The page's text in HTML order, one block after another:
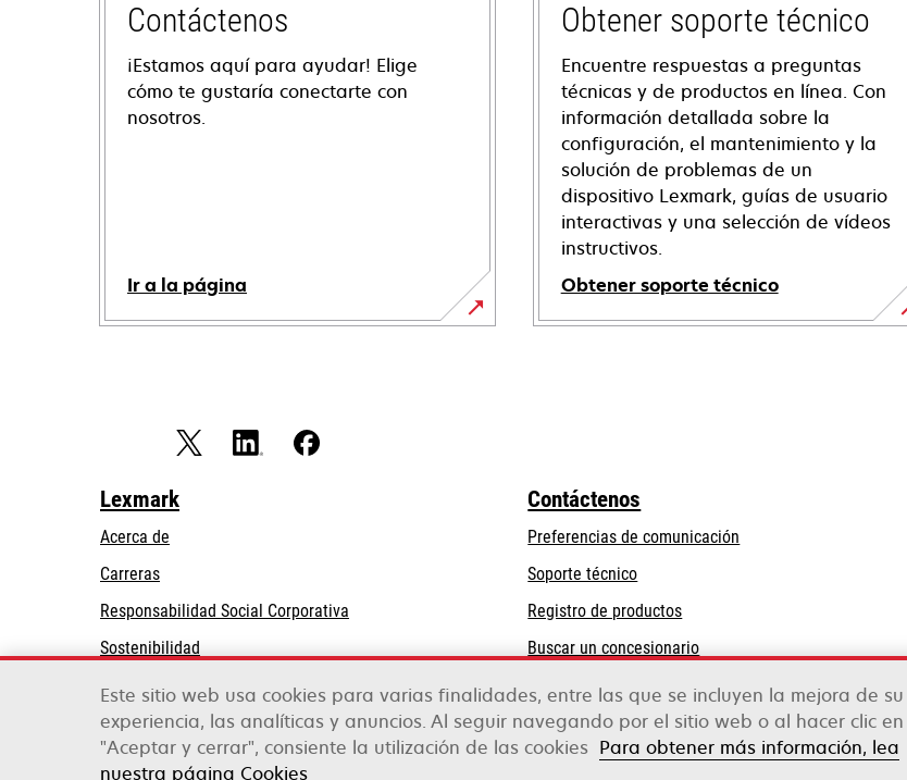
Contáctenos
¡Estamos aquí para ayudar! Elige
cómo te gustaría conectarte con
nosotros.
Ir a la página
Obtener soporte técnico
Encuentre respuestas a preguntas
técnicas y de productos en línea. Con
información detallada sobre la
configuración, el mantenimiento y la
solución de problemas de un
dispositivo Lexmark, guías de usuario
interactivas y una selección de vídeos
instructivos.
Obtener soporte técnico
se
Lexmark
Acerca de
Carreras
Responsabilidad Social Corporativa
en
una
pestaña
nueva
Sostenibilidad
Partners de Lexmark
Contáctenos
Preferencias de comunicación
Soporte técnicose
abre
en
una
nueva
Registro de productos
Buscar un concesionario
Lexmark International, Inc., una empresa de Xerox
©2026 Todos los derechos reservados.
Este sitio web usa cookies para varias finalidades, entre las que se incluyen la mejora de su
experiencia, las analíticas y anuncios. Al seguir navegando por el sitio web o al hacer clic en
"Aceptar y cerrar", consiente la utilización de las cookies Para obtener más información, lea
nuestra página Cookies